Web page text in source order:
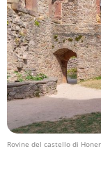
Rovine del castello di